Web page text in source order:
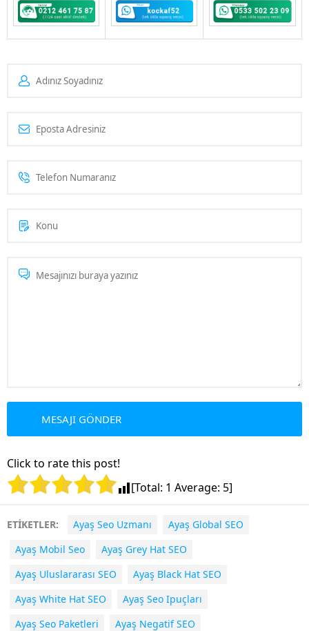
Click to rate this post!
[Total: 1 Average: 5]
ETİKETLER: Ayaş Seo Uzmanı
Ayaş Global SEO
Ayaş Mobil Seo
Ayaş Grey Hat SEO
Ayaş Uluslararası SEO
Ayaş Black Hat SEO
Ayaş White Hat SEO
Ayaş Seo Ipuçları
Ayaş Seo Paketleri
Ayaş Negatif SEO